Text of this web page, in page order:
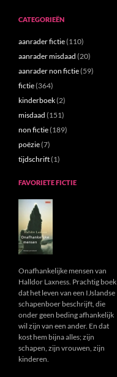
CATEGORIEËN
aanrader fictie(110)
aanrader misdaad (20)
aanrader non fictie(59)
fictie(364)
kinderboek(2)
misdaad (151)
non fictie(189)
poëzie(7)
tijdschrift(1)
FAVORIETE FICTIE
Onafhankelijke mensen van
Halldor Laxness. Prachtig boek
dat het leven van een IJslandse
schapenboer beschrijft, die
onder geen beding afhankelijk
wil zijn van een ander. En dat
kost hem bijna alles; zijn
schapen, zijn vrouwen, zijn
kinderen.